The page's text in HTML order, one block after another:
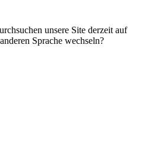
unsere Site derzeit auf
Sprache wechseln?